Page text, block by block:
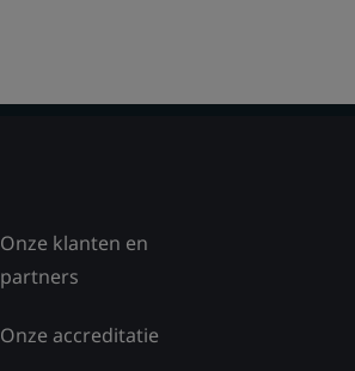
Onze klanten en
partners
Onze accreditatie